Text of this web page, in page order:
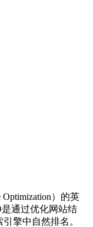
Optimization）的英
通过优化网站结
擎中自然排名。